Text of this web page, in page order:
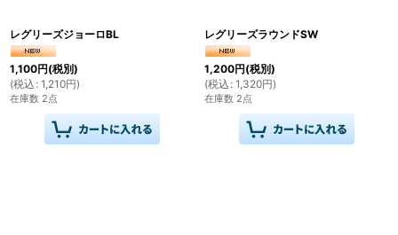
レグリーズジョーロBL
1,100円(税別)
(税込 : 1,210円)
在庫数 2点
レグリーズラウンドSW
1,200円(税別)
(税込 : 1,320円)
在庫数 2点